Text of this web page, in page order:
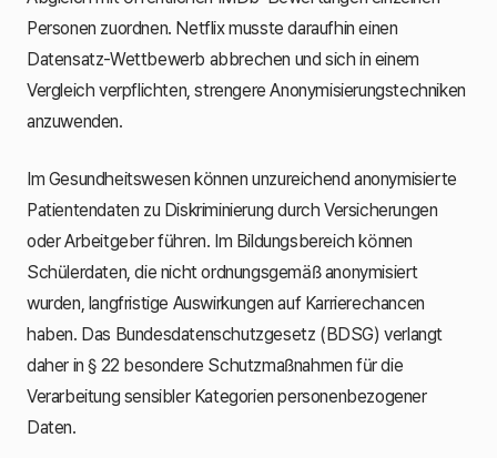
Personen zuordnen. Netflix musste daraufhin einen
Datensatz-Wettbewerb abbrechen und sich in einem
Vergleich verpflichten, strengere Anonymisierungstechniken
anzuwenden.
Im Gesundheitswesen können unzureichend anonymisierte
Patientendaten zu Diskriminierung durch Versicherungen
oder Arbeitgeber führen. Im Bildungsbereich können
Schülerdaten, die nicht ordnungsgemäß anonymisiert
wurden, langfristige Auswirkungen auf Karrierechancen
haben. Das Bundesdatenschutzgesetz (BDSG) verlangt
daher in § 22 besondere Schutzmaßnahmen für die
Verarbeitung sensibler Kategorien personenbezogener
Daten.